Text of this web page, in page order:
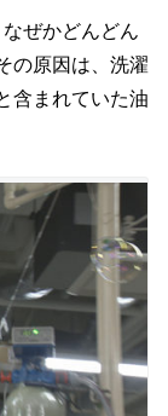
ぜかどんどん
の原因は、洗濯
含まれていた油